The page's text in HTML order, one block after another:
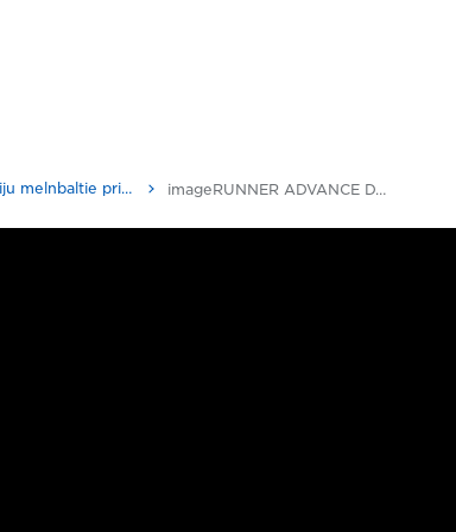
Daudzfunkciju melnbaltie printeri imageRUNNER ADVANCE DX 4700 sērija